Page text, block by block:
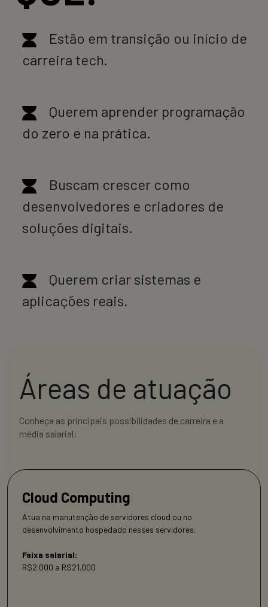
Estão em transição ou início de
carreira tech.
Querem aprender programação
do zero e na prática.
Buscam crescer como
desenvolvedores e criadores de
soluções digitais.
Querem criar sistemas e
aplicações reais.
Áreas de atuação
Conheça as principais possibilidades de carreira e a
média salarial:
Cloud Computing
Atua na manutenção de servidores cloud ou no
desenvolvimento hospedado nesses servidores.
Faixa salarial:
R$2.000 a R$21.000